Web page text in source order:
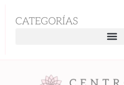
CATEGORÍAS